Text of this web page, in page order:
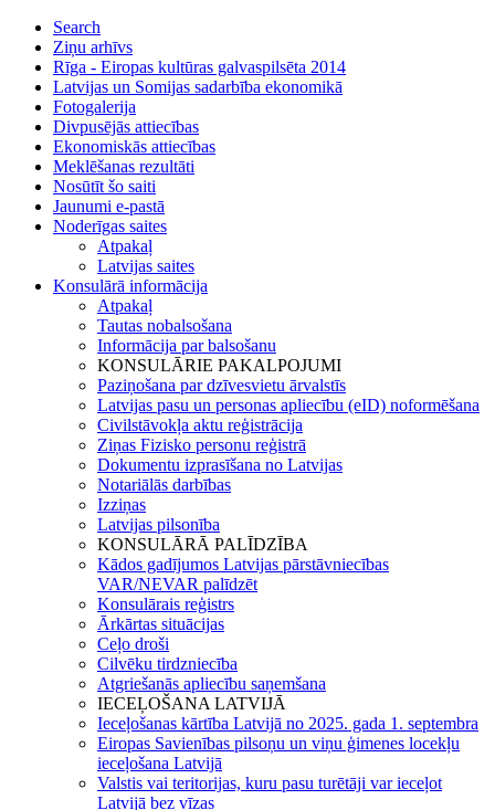
Search
Ziņu arhīvs
Rīga - Eiropas kultūras galvaspilsēta 2014
Latvijas un Somijas sadarbība ekonomikā
Fotogalerija
Divpusējās attiecības
Ekonomiskās attiecības
Meklēšanas rezultāti
Nosūtīt šo saiti
Jaunumi e-pastā
Noderīgas saites
Atpakaļ
Latvijas saites
Konsulārā informācija
Atpakaļ
Tautas nobalsošana
Informācija par balsošanu
KONSULĀRIE PAKALPOJUMI
Paziņošana par dzīvesvietu ārvalstīs
Latvijas pasu un personas apliecību (eID) noformēšana
Civilstāvokļa aktu reģistrācija
Ziņas Fizisko personu reģistrā
Dokumentu izprasīšana no Latvijas
Notariālās darbības
Izziņas
Latvijas pilsonība
KONSULĀRĀ PALĪDZĪBA
Kādos gadījumos Latvijas pārstāvniecības
VAR/NEVAR palīdzēt
Konsulārais reģistrs
Ārkārtas situācijas
Ceļo droši
Cilvēku tirdzniecība
Atgriešanās apliecību saņemšana
IECEĻOŠANA LATVIJĀ
Ieceļošanas kārtība Latvijā no 2025. gada 1. septembra
Eiropas Savienības pilsoņu un viņu ģimenes locekļu
ieceļošana Latvijā
Valstis vai teritorijas, kuru pasu turētāji var ieceļot
Latvijā bez vīzas